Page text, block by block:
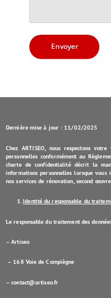
Dernière mise à jour : 11/02/2025
Chez ARTISEO, nous respectons
personnelles conformément au
charte de confidentialité décrit la
informations personnelles lorsque
nos services de rénovation, second
Identité du responsable du
Le responsable du traitement des
–Artiseo
– 168 Voie de Compiègne
–contact@artiseo.fr